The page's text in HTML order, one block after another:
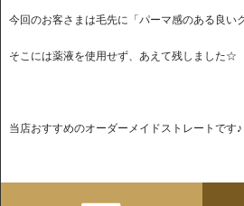
今回のお客さまは毛先に「パーマ感のある良い
そこには薬液を使用せず、あえて残しました☆
当店おすすめのオーダーメイドストレートです♪